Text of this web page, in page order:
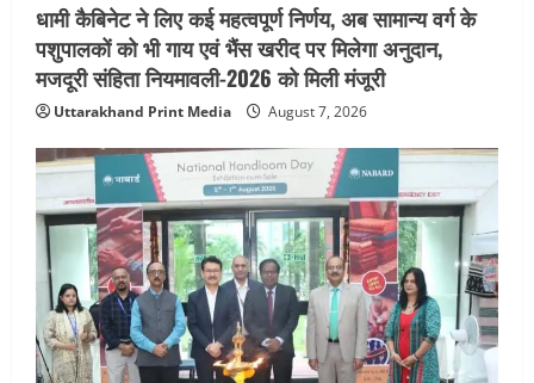
धामी कैबिनेट ने लिए कई महत्वपूर्ण निर्णय, अब सामान्य वर्ग के
पशुपालकों को भी गाय एवं भैंस खरीद पर मिलेगा अनुदान,
मजदूरी संहिता नियमावली-2026 को मिली मंजूरी
Uttarakhand Print Media August 7, 2026